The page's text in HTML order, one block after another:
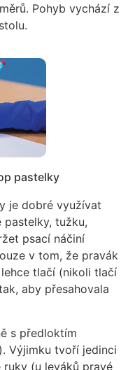
Pohyb vychází z
pastelky
je dobré využívat
tužku,
psací náčiní
v tom, že pravák
tlačí (nikoli tlačí
aby přesahovala
s předloktím
Výjimku tvoří jedinci
(u leváků pravé